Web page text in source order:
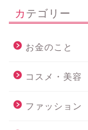
カテゴリー
お金のこと
コスメ・美容
ファッション